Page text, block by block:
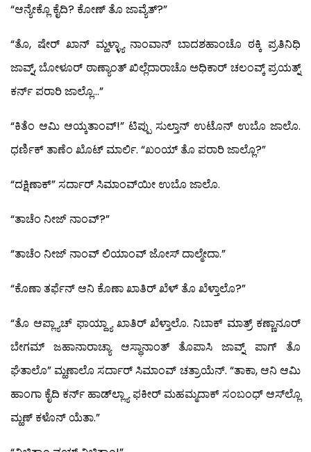
“ಆನ್ಯೇಕ್ಲೊ ಕೈದಿ? ಕೋಣ್ ತೊ ಜಾವ್ಯೆತ್?”
“ತೊ, ಷೇರ್ ಖಾನ್ ಮ್ಹಳ್ಳ್ಯಾ ನಾಂವಾನ್ ಬಾದಶಹಾಂಚೊ ಠಕ್ಕಿ ಪ್ರತಿನಿಧಿ
ಜಾವ್ನ್, ಬೋಳೂರ್ ಠಾಣ್ಯಾಂತ್ ಖಿಲ್ಲೆದಾರಾಚೊ ಅಧಿಕಾರ್ ಚಲಂವ್ಕ್ ಪ್ರಯತ್ನ್
ಕರ್ನ್ ಪರಾರಿ ಜಾಲ್ಲೊ…”
“ಕಿತೆಂ ಆಮಿ ಆಯ್ಕತಾಂವ್!” ಟಿಪ್ಪು ಸುಲ್ತಾನ್ ಉಟೊನ್ ಉಬೊ ಜಾಲೊ.
ಧರ್ಣಿಕ್ ತಾಣೆಂ ಖೊಟ್ ಮಾರ್ಲಿ. “ಖಂಯ್ ತೊ ಪರಾರಿ ಜಾಲ್ಲೊ?”
“ದಕ್ಷಿಣಾಕ್” ಸರ್ದಾರ್ ಸಿಮಾಂವ್‍ಯೀ ಉಬೊ ಜಾಲೊ.
“ತಾಚೆಂ ನೀಜ್ ನಾಂವ್?”
“ತಾಚೆಂ ನೀಜ್ ನಾಂವ್ ಲಿಯಾಂವ್ ಜೋಸ್ ದಾಲ್ಮೇದಾ.”
“ಕೊಣಾ ತರ್ಫೆನ್ ಆನಿ ಕೊಣಾ ಖಾತಿರ್ ಖೆಳ್ ತೊ ಖೆಳ್ತಾಲೊ?”
“ತೊ ಆಪ್ಲ್ಯಾಚ್ ಫಾಯ್ದ್ಯಾ ಖಾತಿರ್ ಖೆಳ್ತಾಲೊ. ನಿಬಾಕ್ ಮಾತ್ರ್ ಕಣ್ಣಾನೂರ್
ಬೇಗಮ್ ಜಹಾನಾರಾಚ್ಯಾ ಆಸ್ಥಾನಾಂತ್ ತೊಪಾಸಿ ಜಾವ್ನ್ ಪಾಗ್ ತೊ
ಘೆತಾಲೊ” ಮ್ಹಣಾಲೊ ಸರ್ದಾರ್ ಸಿಮಾಂವ್ ಚತ್ರಾಯೆನ್. “ತಾಕಾ, ಆನಿ ಆಮಿ
ಹಾಂಗಾ ಕೈದಿ ಕರ್ನ್ ಹಾಡ್‍ಲ್ಲ್ಯಾ ಫಕೀರ್ ಮಹಮ್ಮದಾಕ್ ಸಂಬಂಧ್ ಆಸ್‍ಲ್ಲೊ
ಮ್ಹಣ್ ಕಳೊನ್ ಯೆತಾ.”